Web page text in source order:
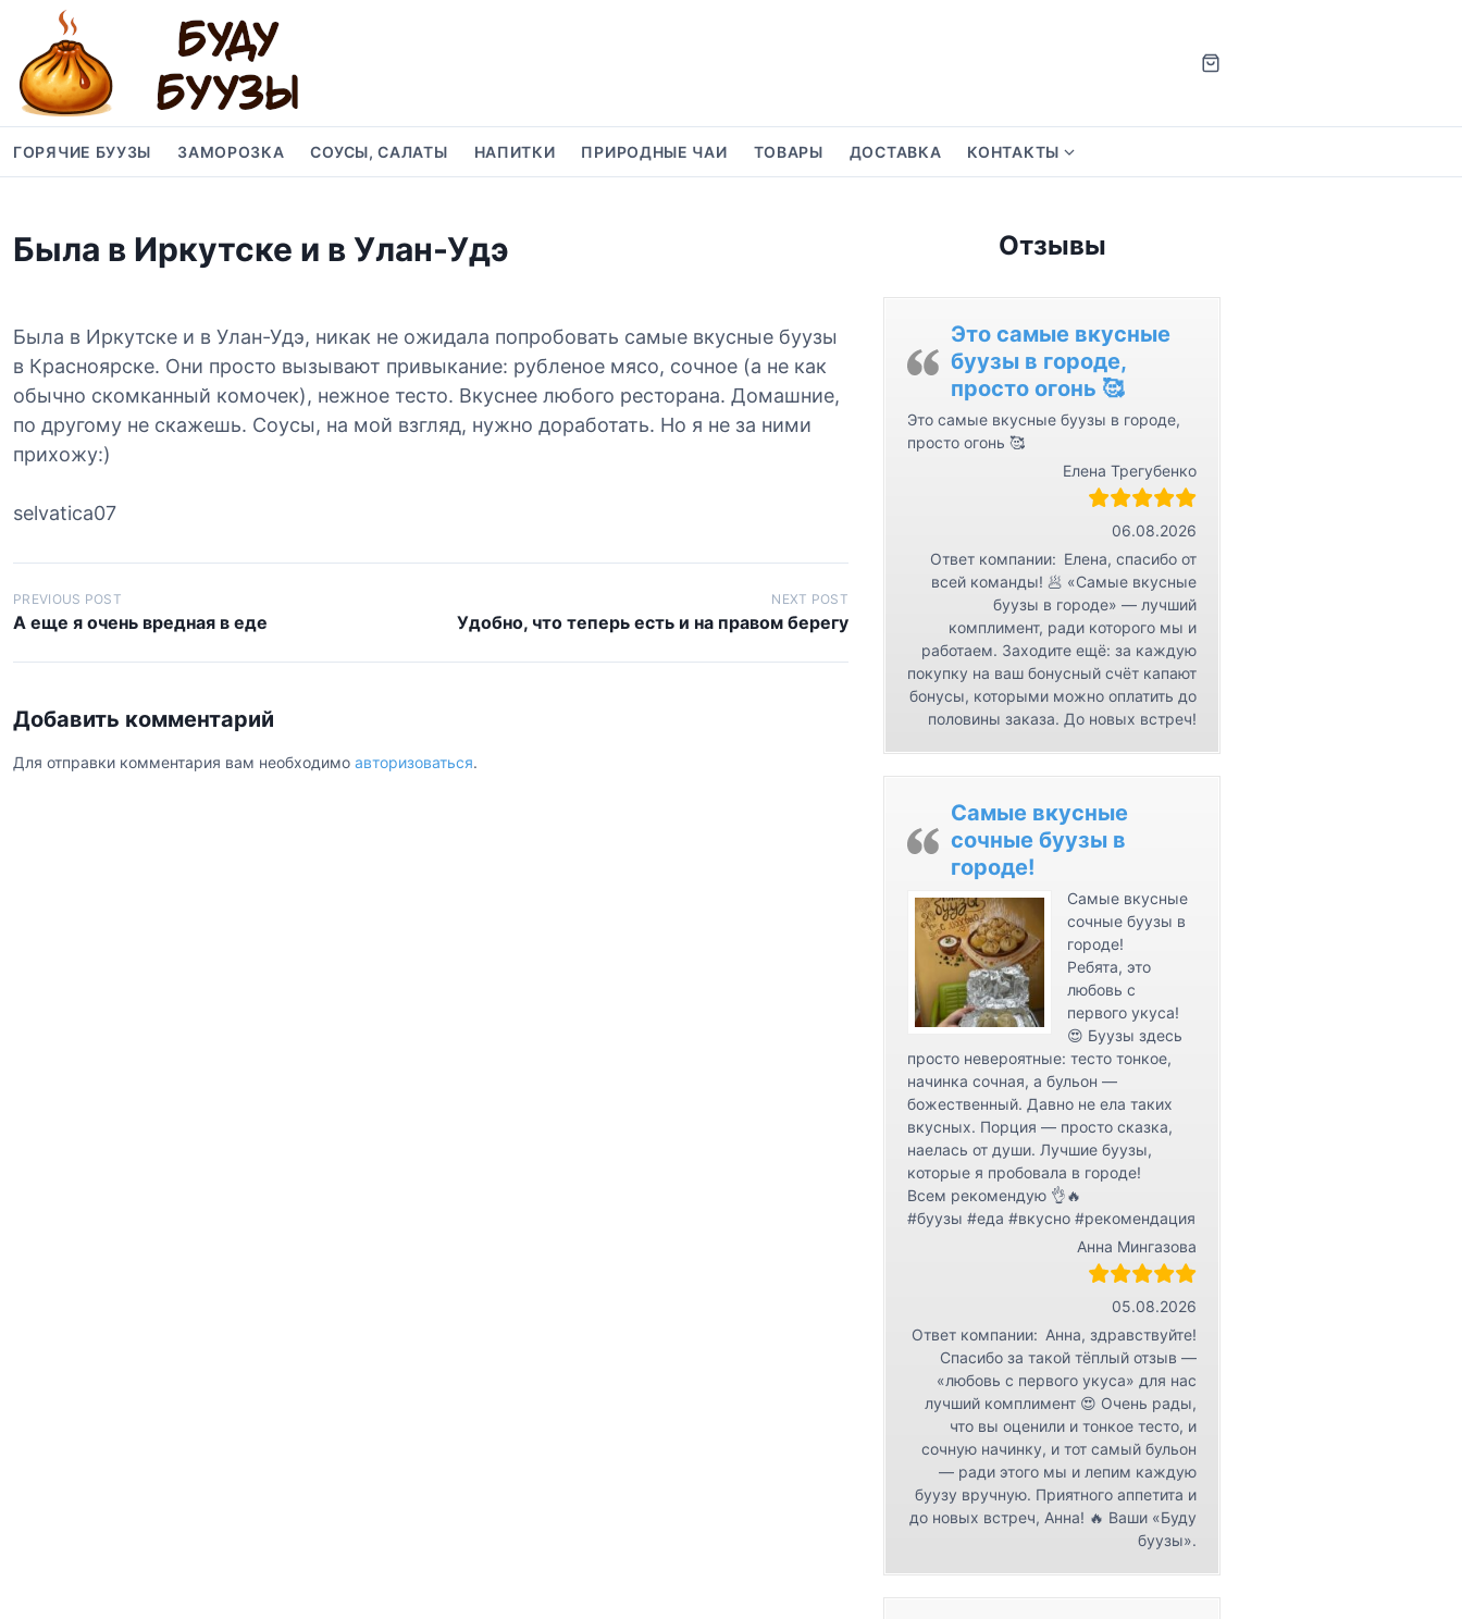
ГОРЯЧИЕ БУУЗЫ ЗАМОРОЗКА СОУСЫ, САЛАТЫ НАПИТКИ ПРИРОДНЫЕ ЧАИ ТОВАРЫ ДОСТАВКА КОНТАКТЫ
w
u
m
e
n
u
o
о
н
т
а
к
т
ы
Была в Иркутске и в Улан-Удэ
Была в Иркутске и в Улан-Удэ, никак не ожидала попробовать самые вкусные буузы
в Красноярске. Они просто вызывают привыкание: рубленое мясо, сочное (а не как
обычно скомканный комочек), нежное тесто. Вкуснее любого ресторана. Домашние,
по другому не скажешь. Соусы, на мой взгляд, нужно доработать. Но я не за ними
прихожу:)
selvatica07
Н
а
в
и
г
а
PREVIOUS POST
А еще я очень вредная в еде
NEXT POST
Удобно, что теперь есть и на правом берегу
Добавить комментарий
Для отправки комментария вам необходимо авторизоваться.
Отзывы
Это самые вкусные
буузы в городе,
просто огонь 🥰
Это самые вкусные буузы в городе,
просто огонь 🥰
Елена Трегубенко
06.08.2026
Ответ компании: Елена, спасибо от
всей команды! 🥟 «Самые вкусные
буузы в городе» — лучший
комплимент, ради которого мы и
работаем. Заходите ещё: за каждую
покупку на ваш бонусный счёт капают
бонусы, которыми можно оплатить до
половины заказа. До новых встреч!
Самые вкусные
сочные буузы в
городе!
Самые вкусные
сочные буузы в
городе!
Ребята, это
любовь с
первого укуса!
😍 Буузы здесь
просто невероятные: тесто тонкое,
начинка сочная, а бульон —
божественный. Давно не ела таких
вкусных. Порция — просто сказка,
наелась от души. Лучшие буузы,
которые я пробовала в городе!
Всем рекомендую 👌🔥
#буузы #еда #вкусно #рекомендация
Анна Мингазова
05.08.2026
Ответ компании: Анна, здравствуйте!
Спасибо за такой тёплый отзыв —
«любовь с первого укуса» для нас
лучший комплимент 😍 Очень рады,
что вы оценили и тонкое тесто, и
сочную начинку, и тот самый бульон
— ради этого мы и лепим каждую
буузу вручную. Приятного аппетита и
до новых встреч, Анна! 🔥 Ваши «Буду
буузы».